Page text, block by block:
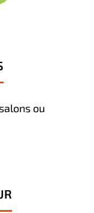
ou